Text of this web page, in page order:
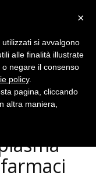
×
si avvalgono
alle finalità illustrate
negare il consenso
policy.
pagina, cliccando
altra maniera,